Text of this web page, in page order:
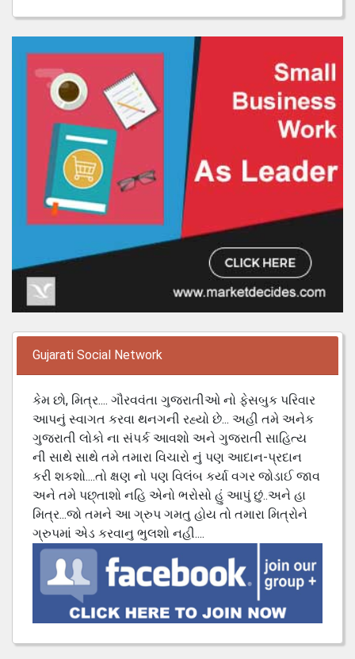
Gujarati Social Network
કેમ છો, મિત્ર.... ગૌરવવંતા ગુજરાતીઓ નો ફેસબુક પરિવાર
આપનું સ્વાગત કરવા થનગની રહ્યો છે... અહી તમે અનેક
ગુજરાતી લોકો ના સંપર્ક આવશો અને ગુજરાતી સાહિત્ય
ની સાથે સાથે તમે તમારા વિચારો નું પણ આદાન-પ્રદાન
કરી શકશો....તો ક્ષણ નો પણ વિલંબ કર્યા વગર જોડાઈ જાવ
અને તમે પછ્તાશો નહિ એનો ભરોસો હું આપું છું..અને હા
મિત્ર...જો તમને આ ગ્રુપ ગમતુ હોય તો તમારા મિત્રોને
ગ્રુપમાં એડ કરવાનુ ભુલશો નહી....